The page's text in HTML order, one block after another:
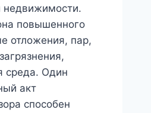
и
Ростовская
область)
недвижимости.
повышенного
отложения, пар,
среда. Один
акт
способен